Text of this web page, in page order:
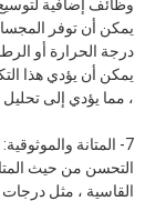
وظائف إضافية
يمكن أن توفر
درجة الحرارة أو
يمكن أن يؤدي هذا
، مما يؤدي إلى
7- المتانة
التحسن من حيث
القاسية ، مثل درجات